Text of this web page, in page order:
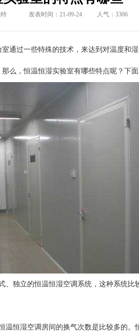
发表时间：21-09-24 人气： 3306
室通过一些特殊的技术，来达到对温度和
么，恒温恒湿实验室有哪些特点呢？下面
独立的恒温恒湿空调系统，这种系统比
恒湿空调房间的换气次数是比较多的。